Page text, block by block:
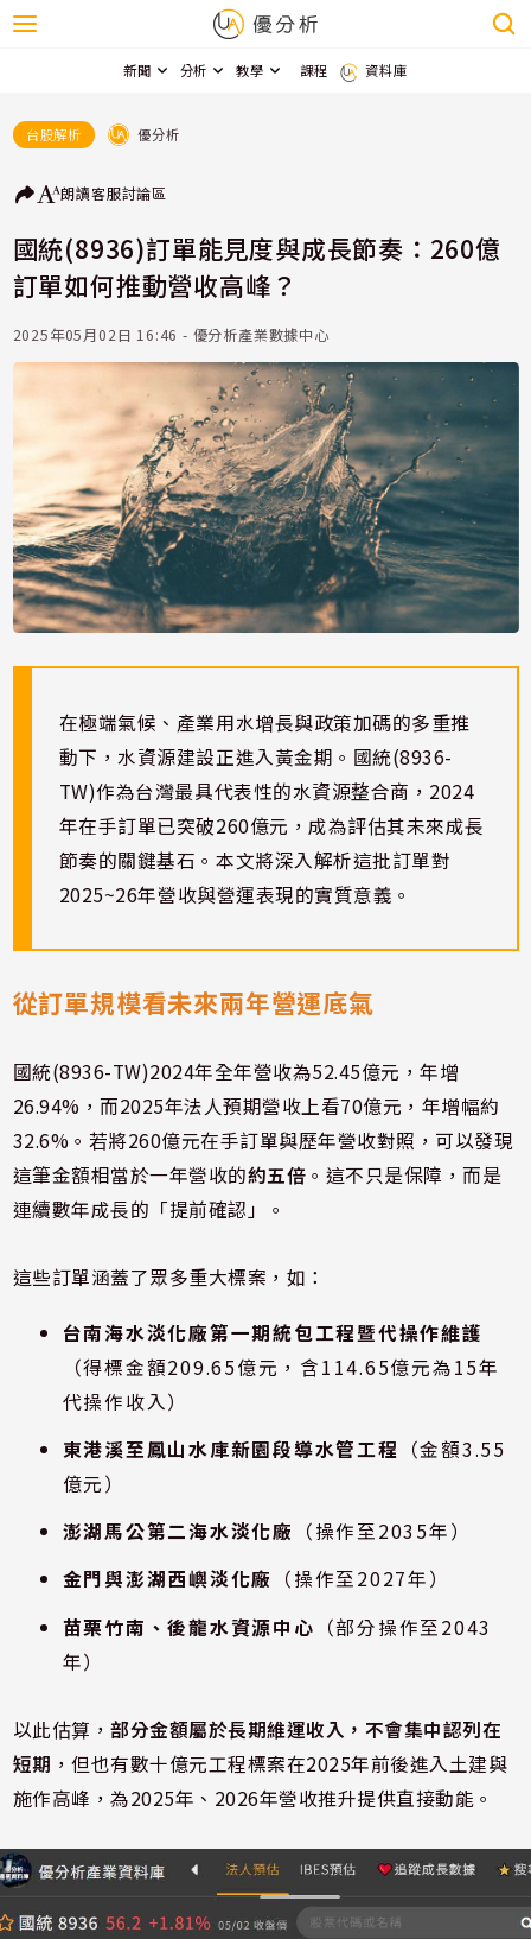
新聞 分析 教學 課程 資料庫
台股解析 優分析
朗讀客服討論區
國統(8936)訂單能見度與成長節奏：260億
訂單如何推動營收高峰？
2025年05月02日 16:46 - 優分析產業數據中心
在極端氣候、產業用水增長與政策加碼的多重推
動下，水資源建設正進入黃金期。國統(8936-
TW)作為台灣最具代表性的水資源整合商，2024
年在手訂單已突破260億元，成為評估其未來成長
節奏的關鍵基石。本文將深入解析這批訂單對
2025~26年營收與營運表現的實質意義。
從訂單規模看未來兩年營運底氣
國統(8936-TW)2024年全年營收為52.45億元，年增
26.94%，而2025年法人預期營收上看70億元，年增幅約
32.6%。若將260億元在手訂單與歷年營收對照，可以發現
這筆金額相當於一年營收的約五倍 。這不只是保障，而是
連續數年成長的「提前確認」。
這些訂單涵蓋了眾多重大標案，如：
台南海水淡化廠第一期統包工程暨代操作維護
（得標金額209.65億元，含114.65億元為15年
代操作收入）
東港溪至鳳山水庫新園段導水管工程 （金額3.55
億元）
澎湖馬公第二海水淡化廠
（操作至2035年）
金門與澎湖西嶼淡化廠
（操作至2027年）
苗栗竹南、後龍水資源中心 （部分操作至2043
年）
以此估算，部分金額屬於長期維運收入，不會集中認列在
短期 ，但也有數十億元工程標案在2025年前後進入土建與
施作高峰，為2025年、2026年營收推升提供直接動能。